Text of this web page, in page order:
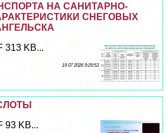
НА САНИТАРНО-
СНЕГОВЫХ
313 KB...
19 07 2026 9:29:53
93 KB...